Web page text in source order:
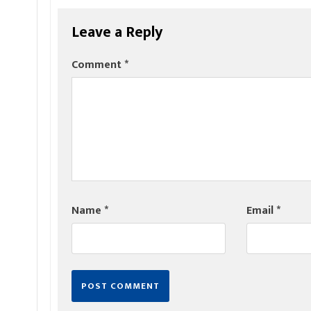
Leave a Reply
Comment*
Name* Email*